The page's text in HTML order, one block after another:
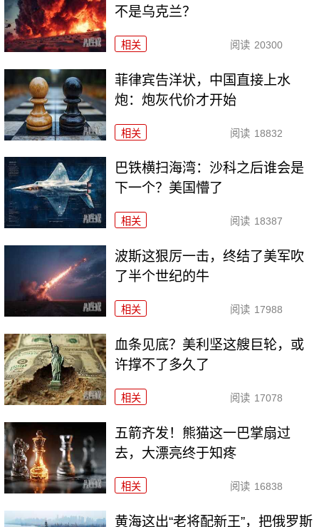
不是乌克兰？
相关 阅读 20300
菲律宾告洋状，中国直接上水
炮：炮灰代价才开始
相关 阅读 18832
巴铁横扫海湾：沙科之后谁会是
下一个？美国懵了
相关 阅读 18387
波斯这狠厉一击，终结了美军吹
了半个世纪的牛
相关 阅读 17988
血条见底？美利坚这艘巨轮，或
许撑不了多久了
相关 阅读 17078
五箭齐发！熊猫这一巴掌扇过
去，大漂亮终于知疼
相关 阅读 16838
黄海这出“老将配新王”，把俄罗斯